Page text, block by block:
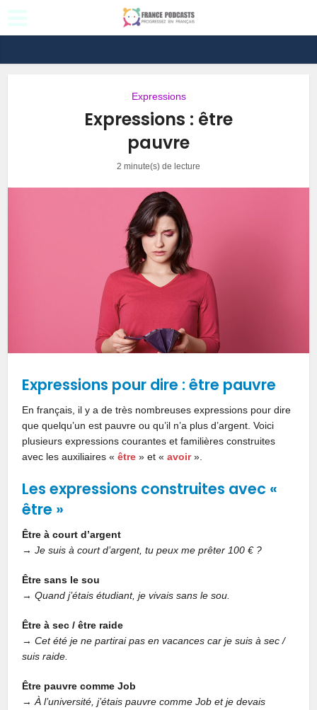
Expressions
Expressions : être
pauvre
2 minute(s) de lecture
Expressions pour dire : être pauvre
En français, il y a de très nombreuses expressions pour dire
que quelqu’un est pauvre ou qu’il n’a plus d’argent. Voici
plusieurs expressions courantes et familières construites
avec les auxiliaires «être » et «avoir».
Les expressions construites avec «
être »
Être à court d’argent
→Je suis à court d’argent, tu peux me prêter 100 € ?
Être sans le sou
→Quand j’étais étudiant, je vivais sans le sou.
Être à sec / être raide
→Cet été je ne partirai pas en vacances car je suis à sec /
suis raide.
Être pauvre comme Job
→À l’université, j’étais pauvre comme Job et je devais